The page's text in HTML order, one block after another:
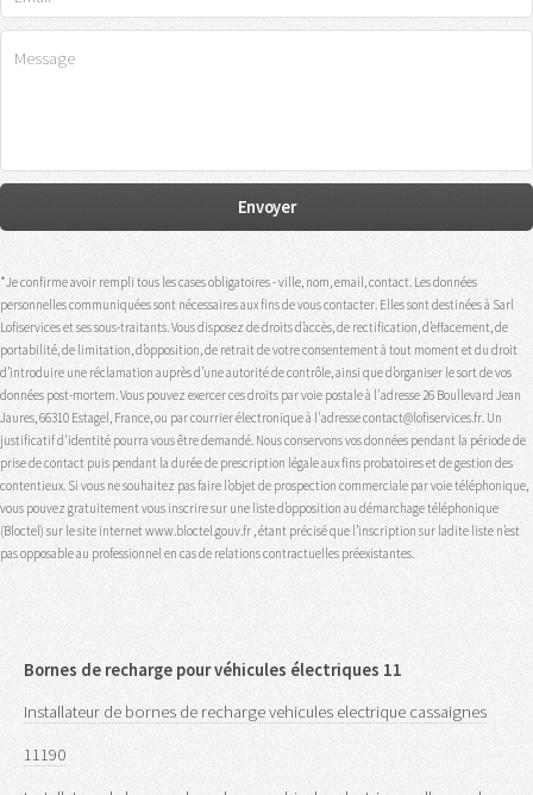
*Je confirme avoir rempli tous les cases obligatoires - ville, nom, email, contact. Les données
personnelles communiquées sont nécessaires aux fins de vous contacter. Elles sont destinées à Sarl
Lofiservices et ses sous-traitants. Vous disposez de droits d’accès, de rectification, d’effacement, de
portabilité, de limitation, d’opposition, de retrait de votre consentement à tout moment et du droit
d’introduire une réclamation auprès d’une autorité de contrôle, ainsi que d’organiser le sort de vos
données post-mortem. Vous pouvez exercer ces droits par voie postale à l'adresse 26 Boullevard Jean
Jaures, 66310 Estagel, France, ou par courrier électronique à l'adresse contact@lofiservices.fr. Un
justificatif d'identité pourra vous être demandé. Nous conservons vos données pendant la période de
prise de contact puis pendant la durée de prescription légale aux fins probatoires et de gestion des
contentieux. Si vous ne souhaitez pas faire l’objet de prospection commerciale par voie téléphonique,
vous pouvez gratuitement vous inscrire sur une liste d’opposition au démarchage téléphonique
(Bloctel) sur le site internet www.bloctel.gouv.fr , étant précisé que l’inscription sur ladite liste n’est
pas opposable au professionnel en cas de relations contractuelles préexistantes.
Bornes de recharge pour véhicules électriques 11
Installateur de bornes de recharge vehicules electrique cassaignes
11190